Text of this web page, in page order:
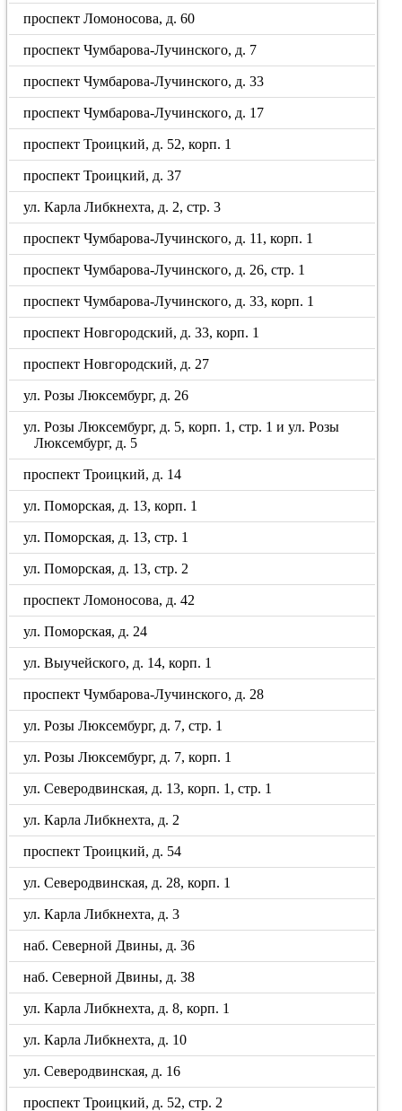
проспект Ломоносова, д. 60
проспект Чумбарова-Лучинского, д. 7
проспект Чумбарова-Лучинского, д. 33
проспект Чумбарова-Лучинского, д. 17
проспект Троицкий, д. 52, корп. 1
проспект Троицкий, д. 37
ул. Карла Либкнехта, д. 2, стр. 3
проспект Чумбарова-Лучинского, д. 11, корп. 1
проспект Чумбарова-Лучинского, д. 26, стр. 1
проспект Чумбарова-Лучинского, д. 33, корп. 1
проспект Новгородский, д. 33, корп. 1
проспект Новгородский, д. 27
ул. Розы Люксембург, д. 26
ул. Розы Люксембург, д. 5, корп. 1, стр. 1 и ул. Розы
Люксембург, д. 5
проспект Троицкий, д. 14
ул. Поморская, д. 13, корп. 1
ул. Поморская, д. 13, стр. 1
ул. Поморская, д. 13, стр. 2
проспект Ломоносова, д. 42
ул. Поморская, д. 24
ул. Выучейского, д. 14, корп. 1
проспект Чумбарова-Лучинского, д. 28
ул. Розы Люксембург, д. 7, стр. 1
ул. Розы Люксембург, д. 7, корп. 1
ул. Северодвинская, д. 13, корп. 1, стр. 1
ул. Карла Либкнехта, д. 2
проспект Троицкий, д. 54
ул. Северодвинская, д. 28, корп. 1
ул. Карла Либкнехта, д. 3
наб. Северной Двины, д. 36
наб. Северной Двины, д. 38
ул. Карла Либкнехта, д. 8, корп. 1
ул. Карла Либкнехта, д. 10
ул. Северодвинская, д. 16
проспект Троицкий, д. 52, стр. 2